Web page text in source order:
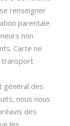
renseigner
parentale
non
Carte ne
transport
général des
nous nous
des